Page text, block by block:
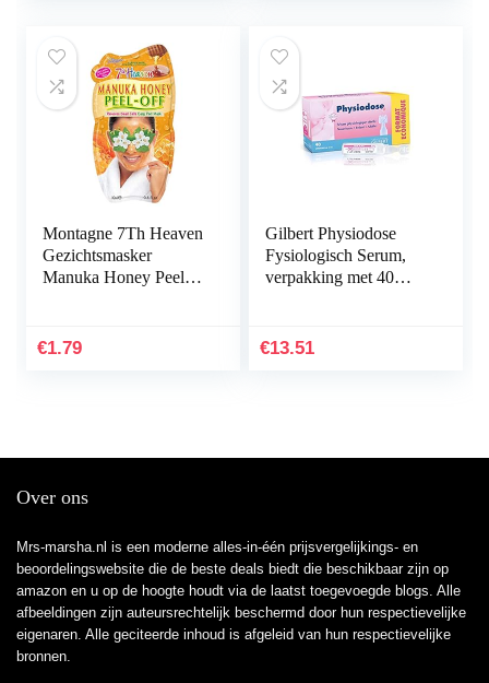
Montagne 7Th Heaven
Gezichtsmasker
Manuka Honey Peel-
€1.79
Gilbert Physiodose
Fysiologisch Serum,
verpakking met 40
€13.51
Over ons
Mrs-marsha.nl is een moderne alles-in-één prijsvergelijkings- en
beoordelingswebsite die de beste deals biedt die beschikbaar zijn op
amazon en u op de hoogte houdt via de laatst toegevoegde blogs. Alle
afbeeldingen zijn auteursrechtelijk beschermd door hun respectievelijke
eigenaren. Alle geciteerde inhoud is afgeleid van hun respectievelijke
bronnen.